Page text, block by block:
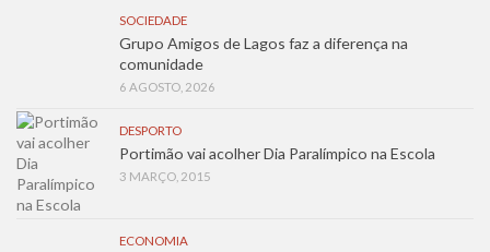
SOCIEDADE
Grupo Amigos de Lagos faz a diferença na
comunidade
6 AGOSTO, 2026
DESPORTO
Portimão vai acolher Dia Paralímpico na Escola
3 MARÇO, 2015
ECONOMIA